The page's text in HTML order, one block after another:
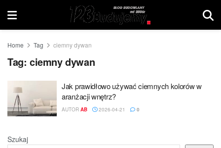
Home Tag ciemny dywan
Tag: ciemny dywan
Jak prawidłowo używać ciemnych kolorów w
aranżacji wnętrz?
AUTOR AB 2026-04-21 0
Szukaj